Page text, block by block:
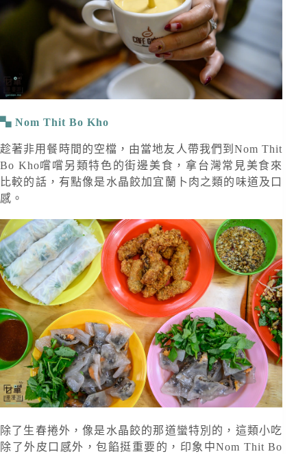
Nom Thit Bo Kho
趁著非用餐時間的空檔，由當地友人帶我們到Nom Thit
Bo Kho嚐嚐另類特色的街邊美食，拿台灣常見美食來
比較的話，有點像是水晶餃加宜蘭卜肉之類的味道及口
感。
除了生春捲外，像是水晶餃的那道蠻特別的，這類小吃
除了外皮口感外，包餡挺重要的，印象中Nom Thit Bo